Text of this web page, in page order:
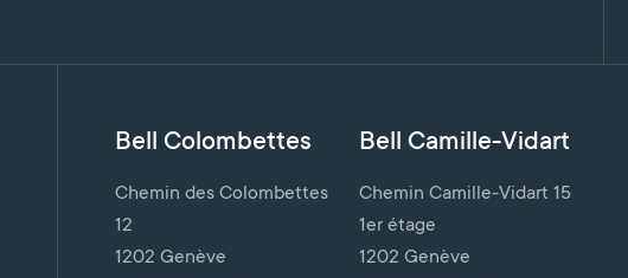
Bell Colombettes
Chemin des Colombettes
12
1202 Genève
Bell Camille-Vidart
Chemin Camille-Vidart 15
1er étage
1202 Genève